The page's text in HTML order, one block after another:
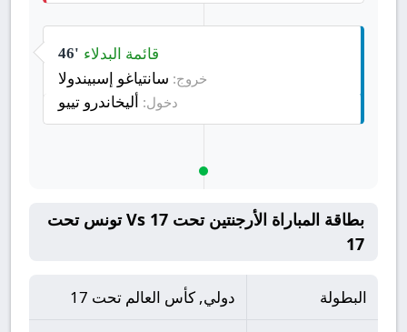
46' قائمة البدلاء
خروج: سانتياغو إسبيندولا
دخول: أليخاندرو تييو
بطاقة المباراة الأرجنتين تحت 17 Vs تونس تحت
17
البطولة دولي, كأس العالم تحت 17